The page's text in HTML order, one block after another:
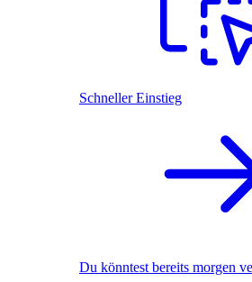
Schneller Einstieg
Du könntest bereits morgen